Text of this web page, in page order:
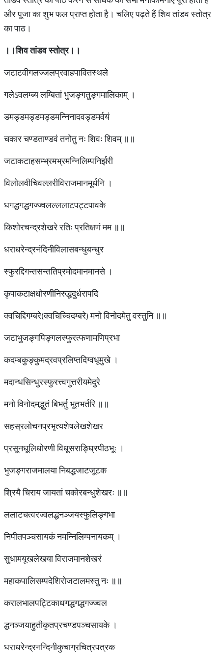
और पूजा का शुभ फल प्राप्त होता है। चलिए पढ़ते हैं शिव तांडव स्तोत्र
का पाठ।
।।शिवतांडवस्तोत्र।।
जटाटवीगलज्जलप्रवाहपावितस्थले
गलेऽवलम्ब्य लम्बितां भुजङ्गतुङ्गमालिकाम् ।
डमड्डमड्डमड्डमन्निनादवड्डमर्वयं
चकार चण्डताण्डवं तनोतु नः शिवः शिवम् ॥॥
जटाकटाहसम्भ्रमभ्रमन्निलिम्पनिर्झरी
विलोलवीचिवल्लरीविराजमानमूर्धनि ।
धगद्धगद्धगज्ज्वलल्ललाटपट्टपावके
किशोरचन्द्रशेखरे रतिः प्रतिक्षणं मम ॥॥
धराधरेन्द्रनंदिनीविलासबन्धुबन्धुर
स्फुरद्दिगन्तसन्ततिप्रमोदमानमानसे ।
कृपाकटाक्षधोरणीनिरुद्धदुर्धरापदि
क्वचिद्दिगम्बरे(क्वचिच्चिदम्बरे) मनो विनोदमेतु वस्तुनि ॥॥
जटाभुजङ्गपिङ्गलस्फुरत्फणामणिप्रभा
कदम्बकुङ्कुमद्रवप्रलिप्तदिग्वधूमुखे ।
मदान्धसिन्धुरस्फुरत्त्वगुत्तरीयमेदुरे
मनो विनोदमद्भुतं बिभर्तु भूतभर्तरि ॥॥
सहस्रलोचनप्रभृत्यशेषलेखशेखर
प्रसूनधूलिधोरणी विधूसराङ्घ्रिपीठभूः ।
भुजङ्गराजमालया निबद्धजाटजूटक
श्रियै चिराय जायतां चकोरबन्धुशेखरः ॥॥
ललाटचत्वरज्वलद्धनञ्जयस्फुलिङ्गभा
निपीतपञ्चसायकं नमन्निलिम्पनायकम् ।
सुधामयूखलेखया विराजमानशेखरं
महाकपालिसम्पदेशिरोजटालमस्तु नः ॥॥
करालभालपट्टिकाधगद्धगद्धगज्ज्वल
द्धनञ्जयाहुतीकृतप्रचण्डपञ्चसायके ।
धराधरेन्द्रनन्दिनीकुचाग्रचित्रपत्रक